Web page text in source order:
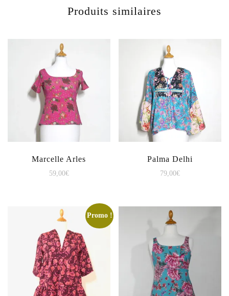
Produits similaires
Marcelle Arles
59,00€
Palma Delhi
79,00€
Promo !